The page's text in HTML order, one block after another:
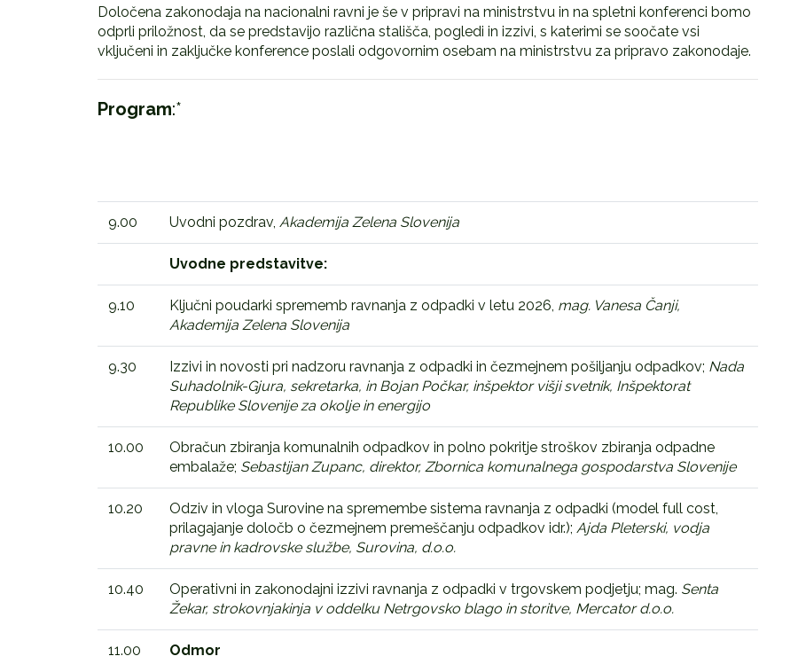
Določena zakonodaja na nacionalni ravni je še v pripravi na ministrstvu in na spletni konferenci bomo
odprli priložnost, da se predstavijo različna stališča, pogledi in izzivi, s katerimi se soočate vsi
vključeni in zaključke konference poslali odgovornim osebam na ministrstvu za pripravo zakonodaje.
Program:*
9.00 Uvodni pozdrav, Akademija Zelena Slovenija
Uvodne predstavitve:
9.10 Ključni poudarki sprememb ravnanja z odpadki v letu 2026, mag. Vanesa Čanji,
Akademija Zelena Slovenija
9.30 Izzivi in novosti pri nadzoru ravnanja z odpadki in čezmejnem pošiljanju odpadkov; Nada
Suhadolnik-Gjura, sekretarka, in Bojan Počkar, inšpektor višji svetnik, Inšpektorat
Republike Slovenije za okolje in energijo
10.00
Obračun zbiranja komunalnih odpadkov in polno pokritje stroškov zbiranja odpadne
embalaže; Sebastijan Zupanc, direktor, Zbornica komunalnega gospodarstva Slovenije
10.20
Odziv in vloga Surovine na spremembe sistema ravnanja z odpadki (model full cost,
prilagajanje določb o čezmejnem premeščanju odpadkov idr.); Ajda Pleterski, vodja
pravne in kadrovske službe, Surovina, d.o.o.
10.40 Operativni in zakonodajni izzivi ravnanja z odpadki v trgovskem podjetju; mag. Senta
Žekar, strokovnjakinja v oddelku Netrgovsko blago in storitve, Mercator d.o.o.
11.00 Odmor